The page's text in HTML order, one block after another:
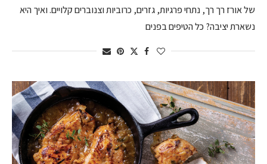
של אורז רך רך, נתחי פרגיות, גזרים, כרוביות וצנוברים קלויים. ואיך היא
נשארת יציבה? כל הטיפים בפנים